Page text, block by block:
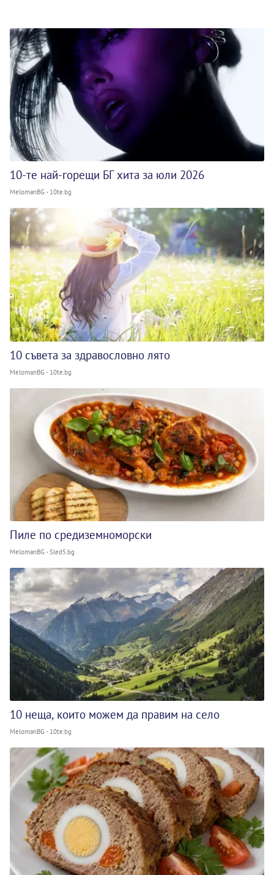
10-те най-горещи БГ хита за юли 2026
MelomanBG - 10te.bg
10 съвета за здравословно лято
MelomanBG - 10te.bg
Пиле по средиземноморски
MelomanBG - Sled5.bg
10 неща, които можем да правим на село
MelomanBG - 10te.bg